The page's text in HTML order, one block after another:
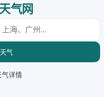
气网
气
气详情